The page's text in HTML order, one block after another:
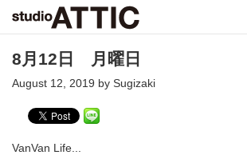
8月12日 月曜日
August 12, 2019 by Sugizaki
VanVan Life...